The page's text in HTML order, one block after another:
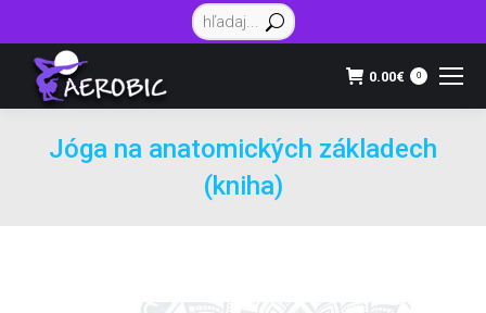
Vyhľadávanie:
0.00€ 0
Jóga na anatomických základech
(kniha)